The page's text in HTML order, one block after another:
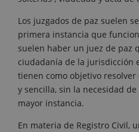
Los juzgados de paz suelen
primera instancia que
suelen haber un juez de paz
ciudadanía de la jurisdicción
tienen como objetivo
y sencilla, sin la necesidad
mayor instancia.
En materia de Registro Civil,